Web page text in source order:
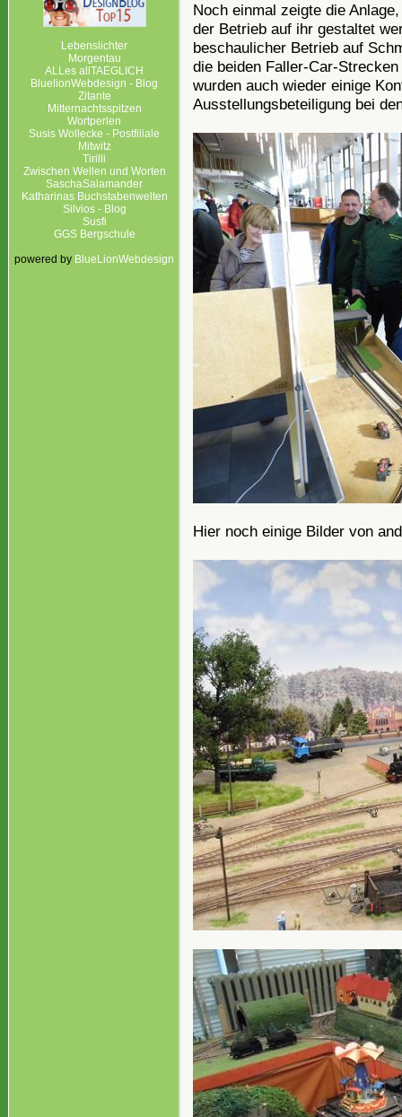
Lebenslichter
Morgentau
ALLes allTAEGLICH
BluelionWebdesign - Blog
Zitante
Mitternachtsspitzen
Wortperlen
Susis Wollecke - Postfiliale
Mitwitz
Tirilli
Zwischen Wellen und Worten
SaschaSalamander
Katharinas Buchstabenwelten
Silvios - Blog
Susfi
GGS Bergschule
powered by BlueLionWebdesign
Noch einmal zeigte die
der Betrieb auf ihr gestaltet
beschaulicher Betrieb auf
die beiden Faller-Car-
wurden auch wieder einige
Ausstellungsbeteiligung bei
Hier noch einige Bilder von